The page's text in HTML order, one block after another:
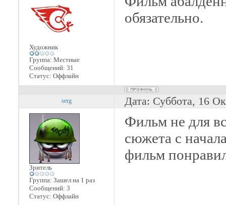
Художник
Группа: Местные
Сообщений: 31
Статус: Оффлайн
обязательно.
serg Дата: Суббота, 16
Зритель
Группа: Зашел на 1 раз
Сообщений: 3
Статус: Оффлайн
Фильм не для
сюжета с
фильм